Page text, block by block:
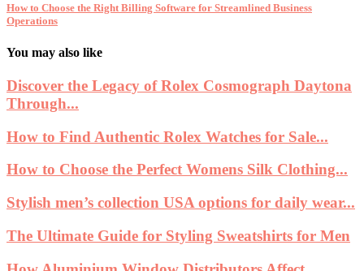
How to Choose the Right Billing Software for Streamlined Business
Operations
You may also like
Discover the Legacy of Rolex Cosmograph Daytona
Through...
How to Find Authentic Rolex Watches for Sale...
How to Choose the Perfect Womens Silk Clothing...
Stylish men’s collection USA options for daily wear...
The Ultimate Guide for Styling Sweatshirts for Men